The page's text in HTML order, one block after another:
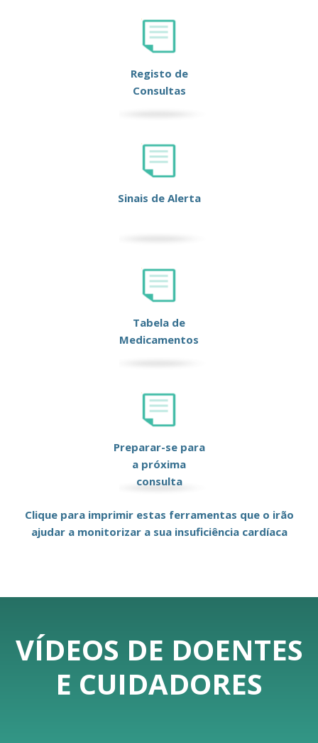
Registo de
Consultas
Sinais de Alerta
Tabela de
Medicamentos
Preparar-se para
a próxima
consulta
Clique para imprimir estas ferramentas que o irão
ajudar a monitorizar a sua insuficiência cardíaca
VÍDEOS DE DOENTES
E CUIDADORES